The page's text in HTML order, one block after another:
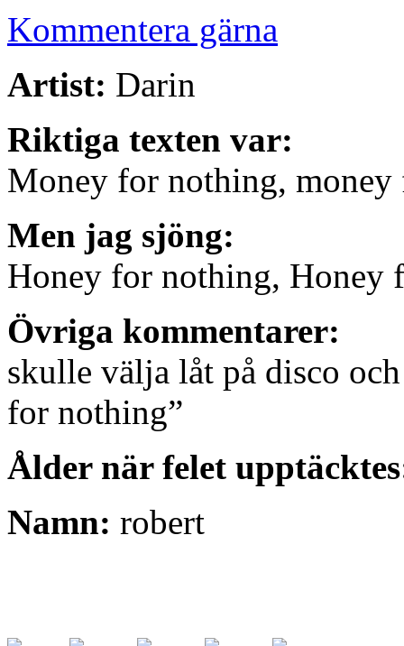
Kommentera gärna
Artist: Darin
Riktiga texten var:
Money for nothing,
Men jag sjöng:
Honey for nothing, Honey
Övriga kommentarer:
skulle välja låt på disco
for nothing”
Ålder när felet
Namn: robert